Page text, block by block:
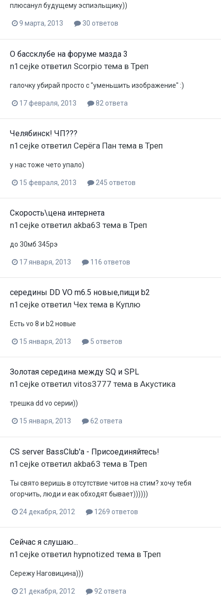
плюсанул будущему эспиэльщику))
9 марта, 2013 30 ответов
О бассклубе на форуме мазда 3
n1cejke ответил Scorpio тема в Треп
галочку убирай просто с "уменьшить изображение" :)
17 февраля, 2013 82 ответа
Челябинск! ЧП???
n1cejke ответил Серёга Пан тема в Треп
у нас тоже чето упало)
15 февраля, 2013 245 ответов
Скорость\цена интернета
n1cejke ответил akba63 тема в Треп
до 30мб 345рэ
17 января, 2013 116 ответов
середины DD VO m6.5 новые,пищи b2
n1cejke ответил Чех тема в Куплю
Есть vo 8 и b2 новые
15 января, 2013 5 ответов
Золотая середина между SQ и SPL
n1cejke ответил vitos3777 тема в Акустика
трешка dd vo серии))
15 января, 2013 62 ответа
CS server BassClub'a - Присоединяйтесь!
n1cejke ответил akba63 тема в Треп
Ты свято веришь в отсутствие читов на стим? хочу тебя
огорчить, люди и еак обходят бывает))))))
24 декабря, 2012 1269 ответов
Сейчас я слушаю...
n1cejke ответил hypnotized тема в Треп
Сережу Наговицина)))
21 декабря, 2012 92 ответа